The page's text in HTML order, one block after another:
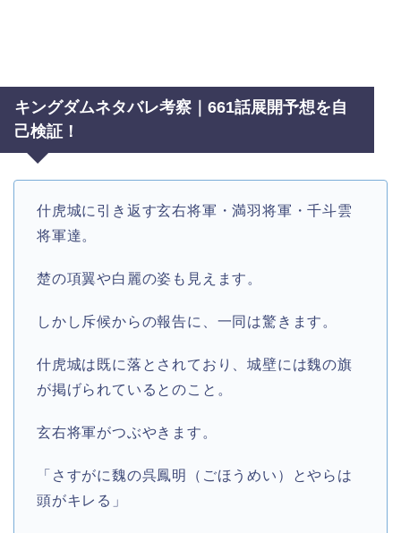
キングダムネタバレ考察｜661話展開予想を自
己検証！
什虎城に引き返す玄右将軍・満羽将軍・千斗雲
将軍達。
楚の項翼や白麗の姿も見えます。
しかし斥候からの報告に、一同は驚きます。
什虎城は既に落とされており、城壁には魏の旗
が掲げられているとのこと。
玄右将軍がつぶやきます。
「さすがに魏の呉鳳明（ごほうめい）とやらは
頭がキレる」